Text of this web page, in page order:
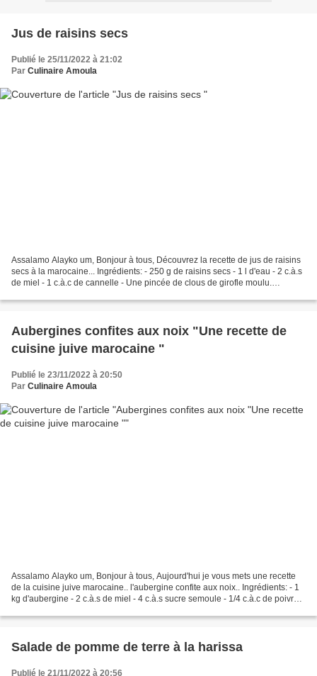
Jus de raisins secs
Publié le 25/11/2022 à 21:02
Par Culinaire Amoula
Assalamo Alayko um, Bonjour à tous, Découvrez la recette de jus de raisins
secs à la marocaine... Ingrédients: - 250 g de raisins secs - 1 l d'eau - 2 c.à.s
de miel - 1 c.à.c de cannelle - Une pincée de clous de girofle moulu.
Aubergines confites aux noix "Une recette de
cuisine juive marocaine "
Publié le 23/11/2022 à 20:50
Par Culinaire Amoula
Assalamo Alayko um, Bonjour à tous, Aujourd'hui je vous mets une recette
de la cuisine juive marocaine.. l'aubergine confite aux noix.. Ingrédients: - 1
kg d'aubergine - 2 c.à.s de miel - 4 c.à.s sucre semoule - 1/4 c.à.c de poivre
Salade de pomme de terre à la harissa
Publié le 21/11/2022 à 20:56